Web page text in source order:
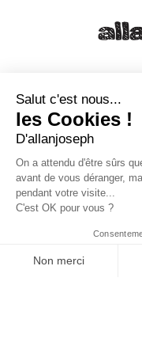
49, RUE
Salut c'est nous...
les Cookies !
D'allanjoseph
On a attendu d'être sûrs
avant de vous déranger,
pendant votre visite...
C'est OK pour vous ?
Non merci